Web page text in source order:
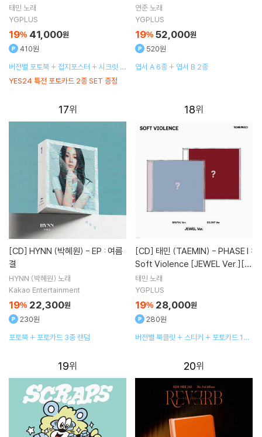
Ver.][2종 SET]
태민 노래
YGPLUS
YES24 특전 포토카드 2종 SET 증정
19% 41,000원
410원
버전별 포토북 + 접지포스터 + 시크릿 메
시지 + 엽서 1종 랜덤 + 스티커팩 + 포토
카드 1종 랜덤
연준 노래
YGPLUS
19% 52,000원
520원
엽서 A 6종 + 엽서 B 2종
17
[CD]
결
HYNN (박혜원) 노래
Kakao Entertainment
19% 22,300원
230원
포토북 + 포토카드 3종 랜덤
18
[CD]
Soft Violence [JEWEL Ver.][2
종 SET]
태민 노래
YGPLUS
19% 28,000원
280원
버전별 북클릿 + 스티커 + 포토카드 1종
19 20